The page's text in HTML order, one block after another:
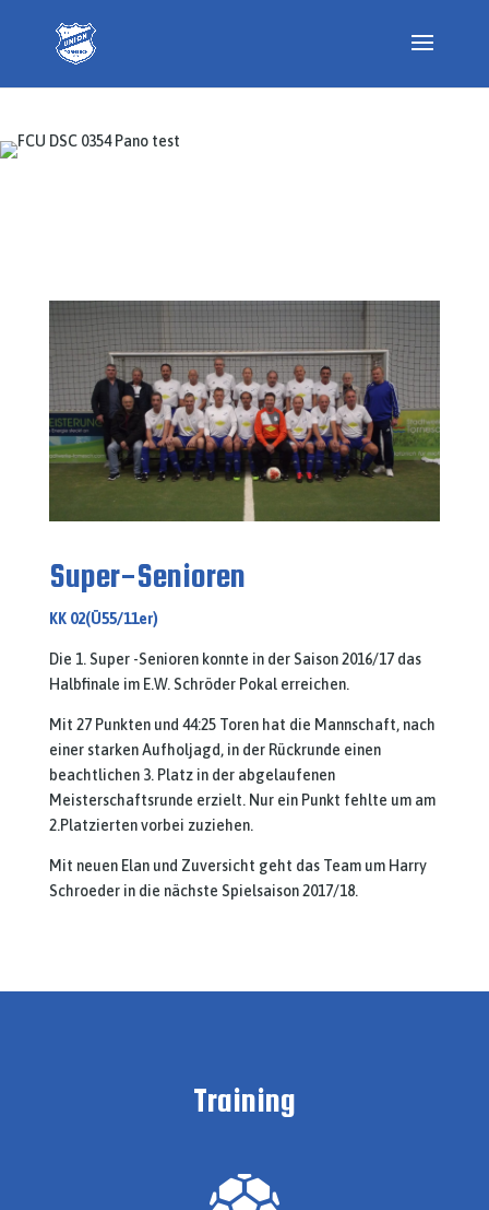
Super-Senioren
KK 02(Ü55/11er)
Die 1. Super -Senioren konnte in der Saison 2016/17 das
Halbfinale im E.W. Schröder Pokal erreichen.
Mit 27 Punkten und 44:25 Toren hat die Mannschaft, nach
einer starken Aufholjagd, in der Rückrunde einen
beachtlichen 3. Platz in der abgelaufenen
Meisterschaftsrunde erzielt. Nur ein Punkt fehlte um am
2.Platzierten vorbei zuziehen.
Mit neuen Elan und Zuversicht geht das Team um Harry
Schroeder in die nächste Spielsaison 2017/18.
Training